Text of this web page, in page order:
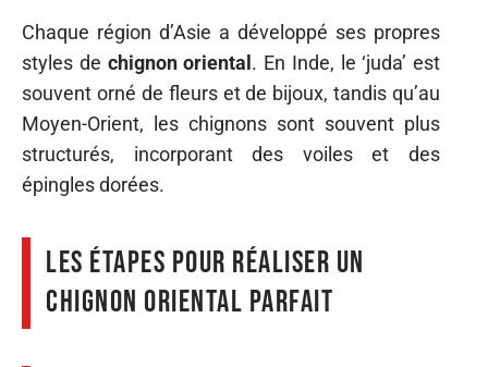
Chaque région d’Asie a développé ses propres
styles de chignon oriental. En Inde, le ‘juda’ est
souvent orné de fleurs et de bijoux, tandis qu’au
Moyen-Orient, les chignons sont souvent plus
structurés, incorporant des voiles et des
épingles dorées.
Les étapes pour réaliser un
chignon oriental parfait